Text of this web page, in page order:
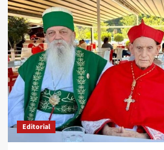
Editorial